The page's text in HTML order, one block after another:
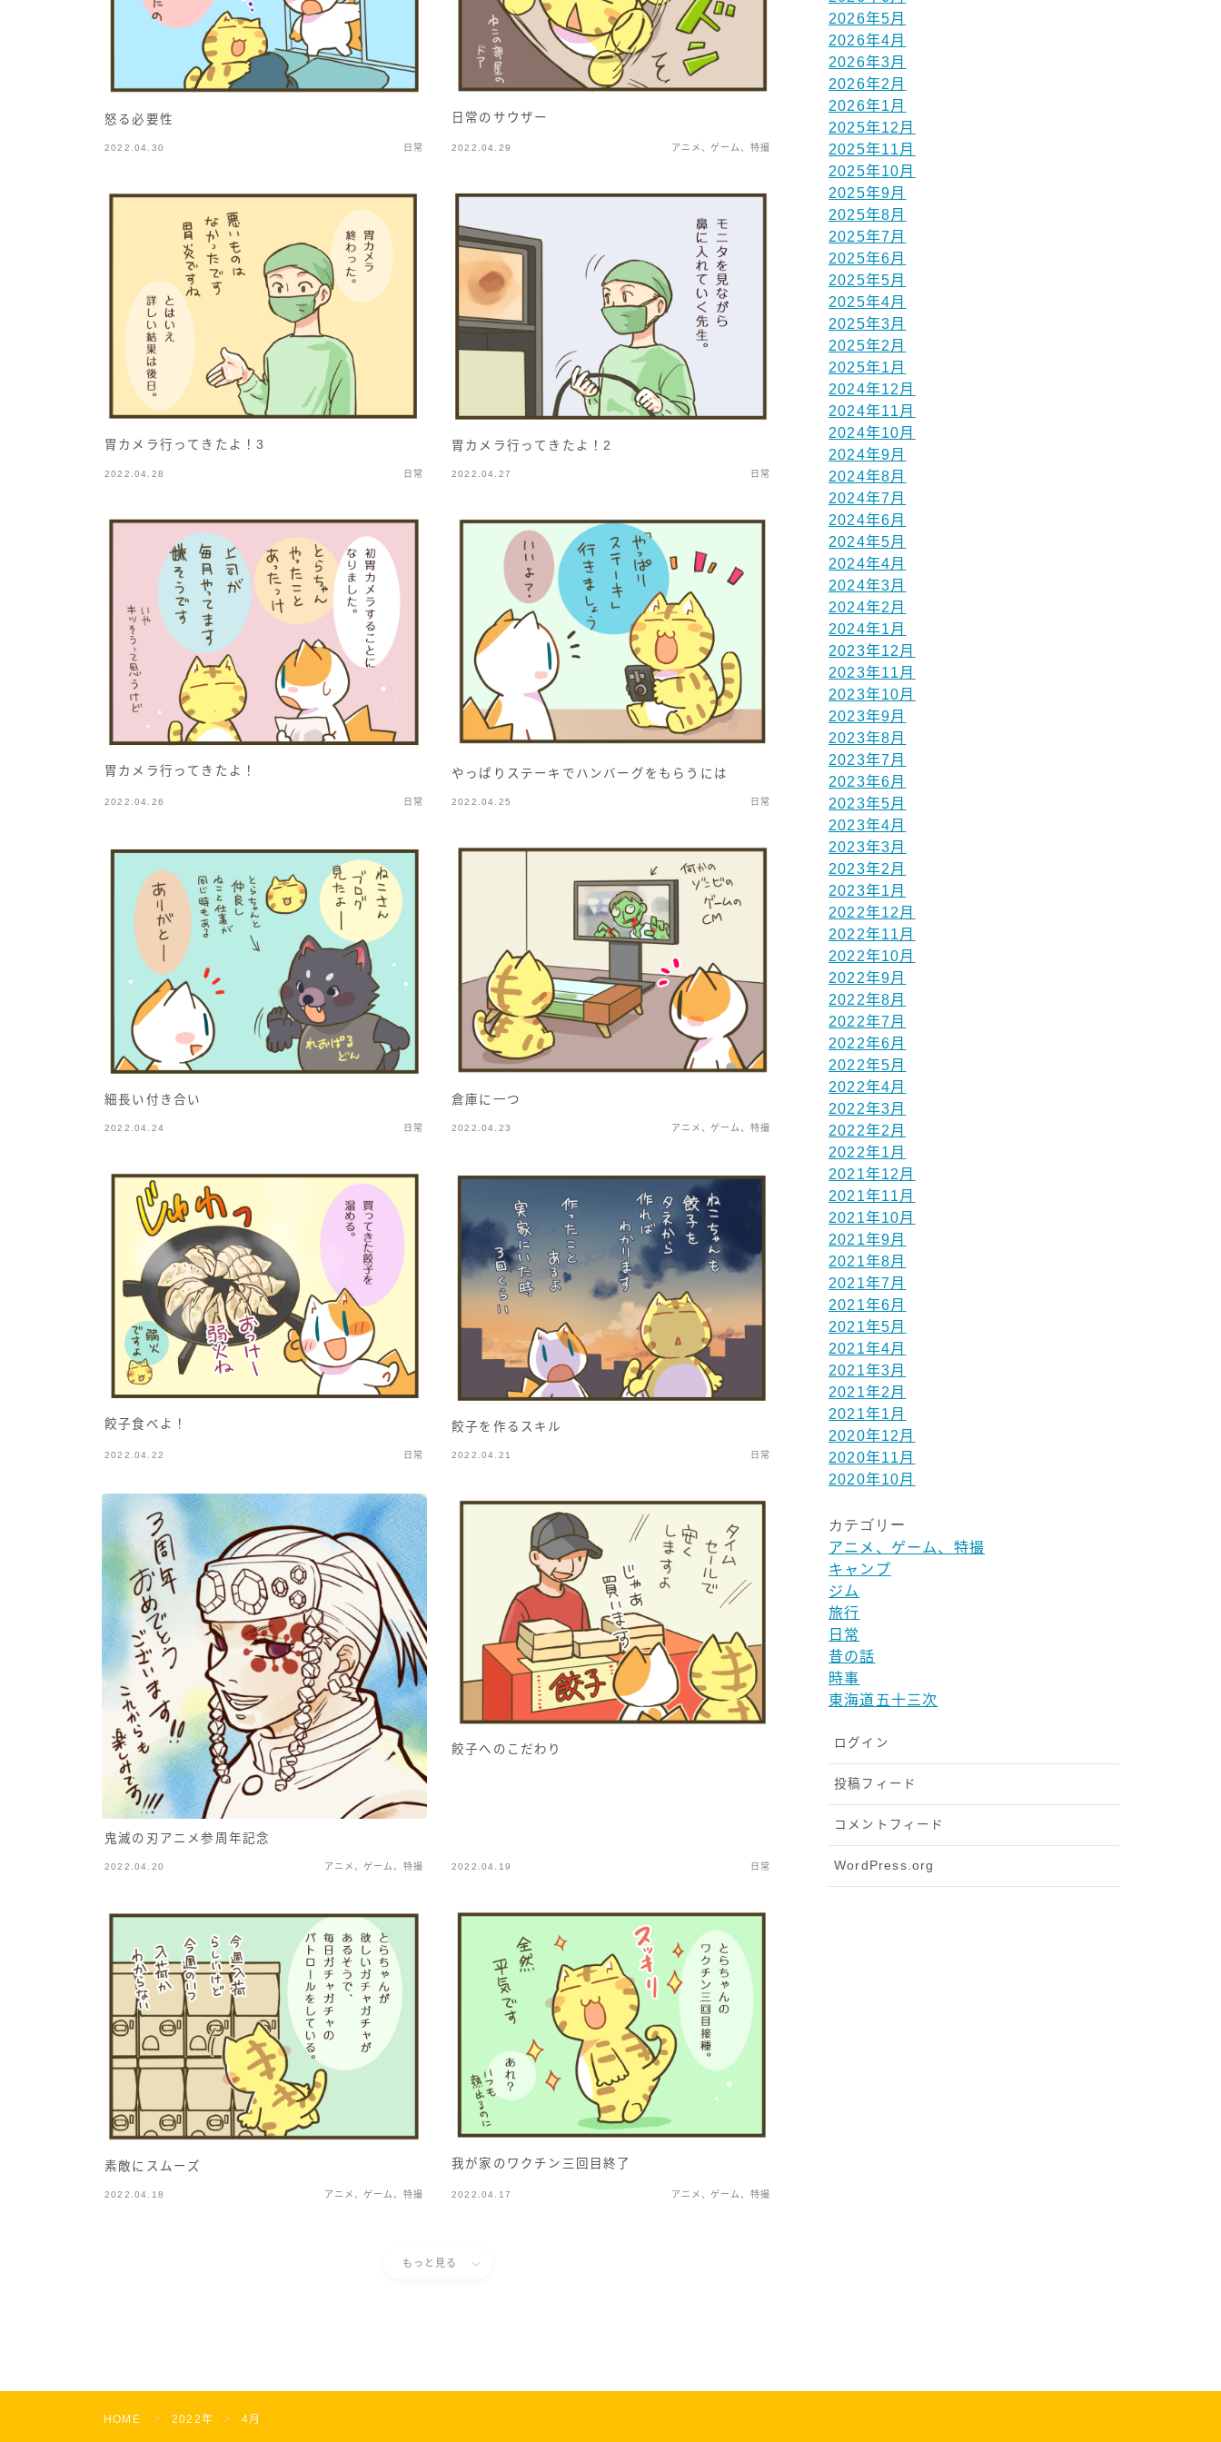
怒る必要性
2022.04.30 日常
日常のサウザー
2022.04.29 アニメ、ゲーム、特撮
胃カメラ行ってきたよ！3
2022.04.28 日常
胃カメラ行ってきたよ！2
2022.04.27 日常
胃カメラ行ってきたよ！
2022.04.26 日常
やっぱりステーキでハンバーグをもらうには
2022.04.25 日常
細長い付き合い
2022.04.24 日常
倉庫に一つ
2022.04.23 アニメ、ゲーム、特撮
餃子食べよ！
2022.04.22 日常
餃子を作るスキル
2022.04.21 日常
鬼滅の刃アニメ参周年記念
2022.04.20 アニメ、ゲーム、特撮
餃子へのこだわり
2022.04.19 日常
素敵にスムーズ
2022.04.18 アニメ、ゲーム、特撮
我が家のワクチン三回目終了
2022.04.17 アニメ、ゲーム、特撮
もっと見る
2026年5月
2026年4月
2026年3月
2026年2月
2026年1月
2025年12月
2025年11月
2025年10月
2025年9月
2025年8月
2025年7月
2025年6月
2025年5月
2025年4月
2025年3月
2025年2月
2025年1月
2024年12月
2024年11月
2024年10月
2024年9月
2024年8月
2024年7月
2024年6月
2024年5月
2024年4月
2024年3月
2024年2月
2024年1月
2023年12月
2023年11月
2023年10月
2023年9月
2023年8月
2023年7月
2023年6月
2023年5月
2023年4月
2023年3月
2023年2月
2023年1月
2022年12月
2022年11月
2022年10月
2022年9月
2022年8月
2022年7月
2022年6月
2022年5月
2022年4月
2022年3月
2022年2月
2022年1月
2021年12月
2021年11月
2021年10月
2021年9月
2021年8月
2021年7月
2021年6月
2021年5月
2021年4月
2021年3月
2021年2月
2021年1月
2020年12月
2020年11月
2020年10月
カテゴリー
アニメ、ゲーム、特撮
キャンプ
ジム
旅行
日常
昔の話
時事
東海道五十三次
ログイン
投稿フィード
コメントフィード
WordPress.org
HOME ＞ 2022年 ＞ 4月